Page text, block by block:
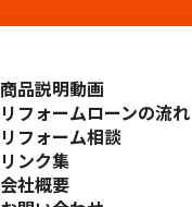
商品説明動画
リフォームローンの流れ
リフォーム相談
リンク集
会社概要